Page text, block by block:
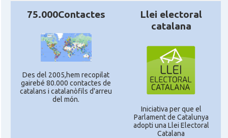
75.000Contactes
Des del 2005,hem recopilat
gairebé 80.000 contactes de
catalans i catalanòfils d'arreu
del món.
Llei electoral
catalana
Iniciativa per que el
Parlament de Catalunya
adopti una Llei Electoral
Catalana